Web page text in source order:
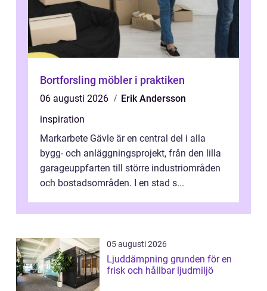
Bortforsling möbler i praktiken
06 augusti 2026
Erik Andersson
inspiration
Markarbete Gävle är en central del i alla
bygg- och anläggningsprojekt, från den lilla
garageuppfarten till större industriområden
och bostadsområden. I en stad s...
05 augusti 2026
Ljuddämpning grunden för en
frisk och hållbar ljudmiljö